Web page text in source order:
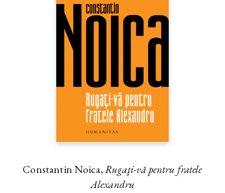
Constantin Noica,Rugaţi-vă pentru fratele
Alexandru